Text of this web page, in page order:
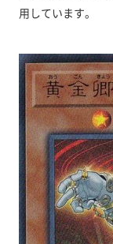
用しています。